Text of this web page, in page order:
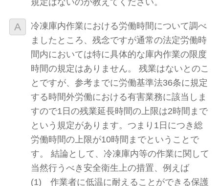
冷凍庫内作業における労働時間について調べ
ましたところ、残念ですが通常の法定労働時
間内においては特に具体的な庫内作業の限度
時間の規定はありません。 残業はないとのこ
とですが、参考までに労働基準法36条に規定
する時間外労働における有害業務に該当しま
すので1日の残業延長時間の上限は2時間まで
という規定があります。つまり1日につき総
労働時間の上限が10時間までということで
す。 結論として、冷凍庫内等の作業に関して
当然行うべき安全衛生上の措置、例えば
(1) 作業者に低温に耐えることができる保護